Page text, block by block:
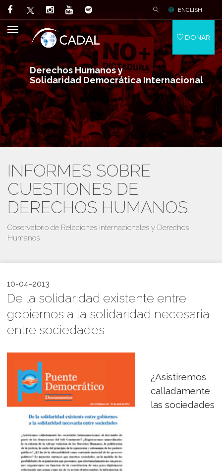
Derechos Humanos y
Solidaridad Democrática Internacional
ENGLISH
DONAR
INFORMES SOBRE
CUESTIONES DE
DERECHOS HUMANOS.
Observatorio de Relaciones Internacionales y Derechos
Humanos
10-04-2013
De la solidaridad existente entre
gobiernos a la solidaridad necesaria
entre sociedades
¿Asistiremos
calladamente
las sociedades